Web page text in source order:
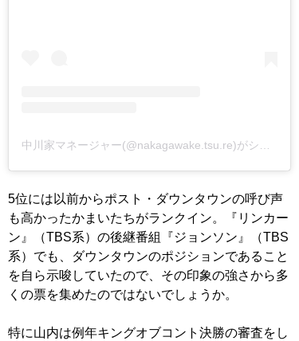
5位には以前からポスト・ダウンタウンの呼び声
も高かったかまいたちがランクイン。『リンカー
ン』（TBS系）の後継番組『ジョンソン』（TBS
系）でも、ダウンタウンのポジションであること
を自ら示唆していたので、その印象の強さから多
くの票を集めたのではないでしょうか。
特に山内は例年キングオブコント決勝の審査をし